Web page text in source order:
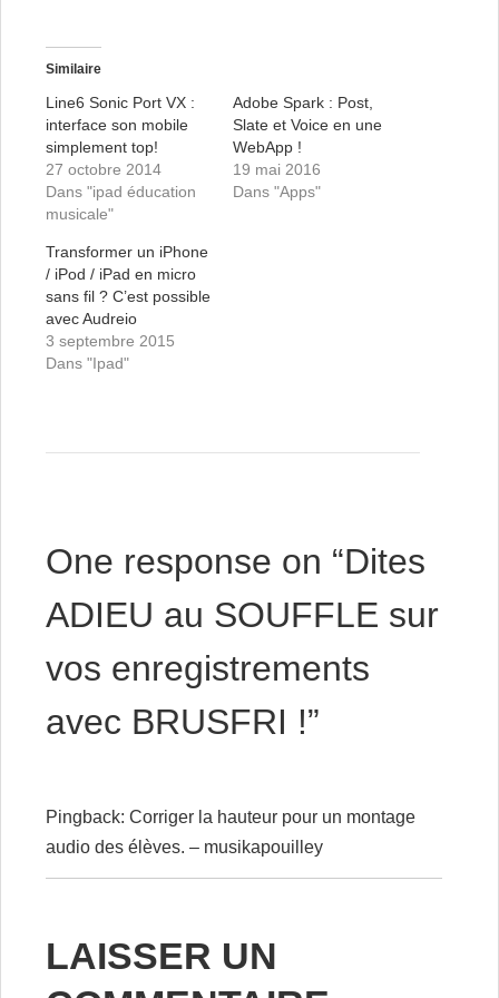
Similaire
Line6 Sonic Port VX :
interface son mobile
simplement top!
27 octobre 2014
Dans "ipad éducation
musicale"
Adobe Spark : Post,
Slate et Voice en une
WebApp !
19 mai 2016
Dans "Apps"
Transformer un iPhone
/ iPod / iPad en micro
sans fil ? C’est possible
avec Audreio
3 septembre 2015
Dans "Ipad"
One response on “Dites
ADIEU au SOUFFLE sur
vos enregistrements
avec BRUSFRI !”
Pingback: Corriger la hauteur pour un montage
audio des élèves. – musikapouilley
LAISSER UN